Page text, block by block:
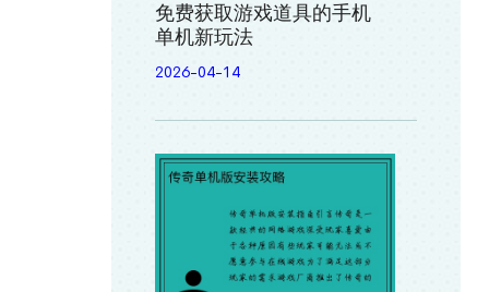
免费获取游戏道具的手机
单机新玩法
2026-04-14